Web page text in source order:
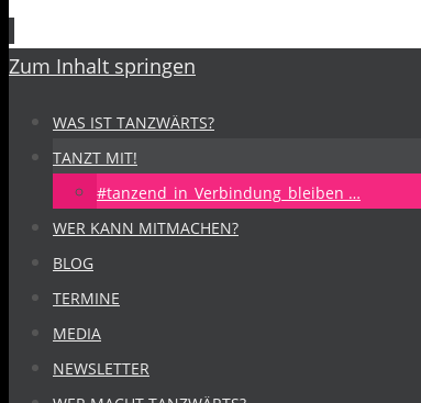
Zum Inhalt springen
WAS IST TANZWÄRTS?
TANZT MIT!
#tanzend_in_Verbindung_bleiben …
WER KANN MITMACHEN?
BLOG
TERMINE
MEDIA
NEWSLETTER